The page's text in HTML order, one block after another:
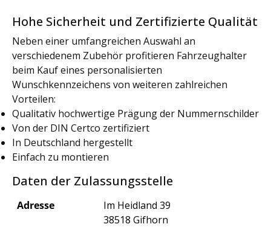
Hohe Sicherheit und Zertifizierte Qualität
Neben einer umfangreichen Auswahl an
verschiedenem Zubehör profitieren Fahrzeughalter
beim Kauf eines personalisierten
Wunschkennzeichens von weiteren zahlreichen
Vorteilen:
Qualitativ hochwertige Prägung der Nummernschilder
Von der DIN Certco zertifiziert
In Deutschland hergestellt
Einfach zu montieren
Daten der Zulassungsstelle
Adresse
Im Heidland 39
38518 Gifhorn